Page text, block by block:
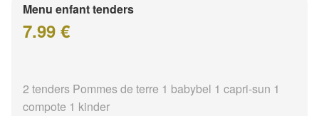
Menu enfant tenders
7.99 €
2 tenders Pommes de terre 1 babybel 1 capri-sun 1
compote 1 kinder